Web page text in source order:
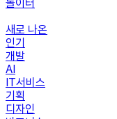
놀이터
새로 나온
인기
개발
AI
IT서비스
기획
디자인